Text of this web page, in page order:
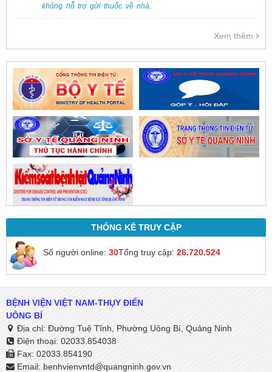
không hỗ trợ gửi thuốc về nhà.
Việc cấp phát thuốc tại bệnh viện
trực tiếp.
Xem thêm
THỐNG KÊ TRUY CẬP
Số người online: 30Tổng truy cập: 26.720.524
BỆNH VIỆN VIỆT NAM-THỤY ĐIỂN
UÔNG BÍ
Địa chỉ: Đường Tuệ Tĩnh, Phường Uông Bí, Quảng Ninh
Điện thoại: 02033.854038
Fax: 02033.854190
Email: benhvienvntd@quangninh.gov.vn​​​​​​​